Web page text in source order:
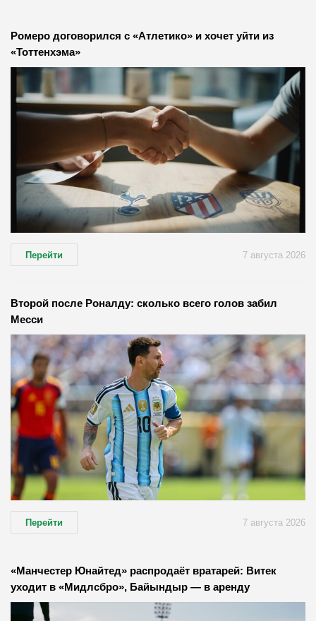
Ромеро договорился с «Атлетико» и хочет уйти из
«Тоттенхэма»
Перейти 7 августа 2026
Второй после Роналду: сколько всего голов забил
Месси
Перейти 7 августа 2026
«Манчестер Юнайтед» распродаёт вратарей: Витек
уходит в «Мидлсбро», Байындыр — в аренду